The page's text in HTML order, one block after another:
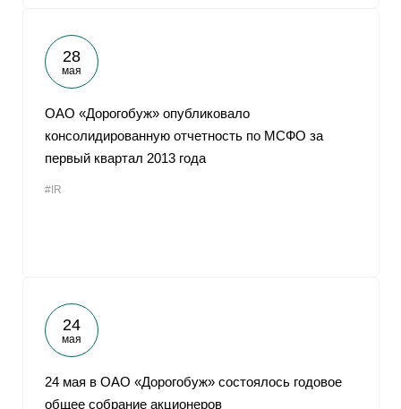
28
мая
ОАО «Дорогобуж» опубликовало
консолидированную отчетность по МСФО за
первый квартал 2013 года
#IR
24
мая
24 мая в ОАО «Дорогобуж» состоялось годовое
общее собрание акционеров